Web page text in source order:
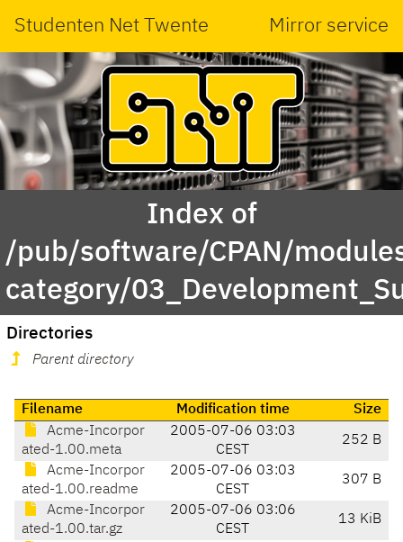
Studenten Net Twente Mirror service
Index of
/pub/software/CPAN/
category/
Directories
Parent directory
Filename Modification time
Size
Acme-Incorpor
ated-1.00.meta
2005-07-06 03:03
CEST
252 B
Acme-Incorpor
ated-1.00.readme
2005-07-06 03:03
CEST
307 B
Acme-Incorpor
ated-1.00.tar.gz
2005-07-06 03:06
CEST
13 KiB